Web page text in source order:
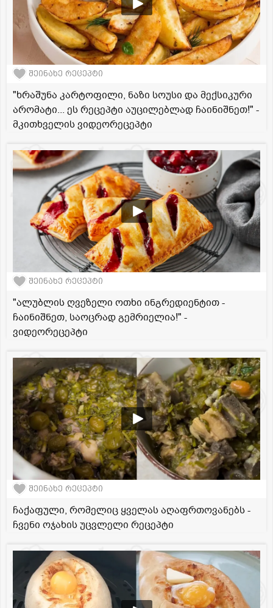
შეინახე რეცეპტი
"ხრაშუნა კარტოფილი, ნაზი სოუსი და მექსიკური
არომატი... ეს რეცეპტი აუცილებლად ჩაინიშნეთ!" -
მკითხველის ვიდეორეცეპტი
შეინახე რეცეპტი
"ალუბლის ღვეზელი ოთხი ინგრედიენტით -
ჩაინიშნეთ, საოცრად გემრიელია!" -
ვიდეორეცეპტი
შეინახე რეცეპტი
ჩაქაფული, რომელიც ყველას აღაფრთოვანებს -
ჩვენი ოჯახის უცვლელი რეცეპტი